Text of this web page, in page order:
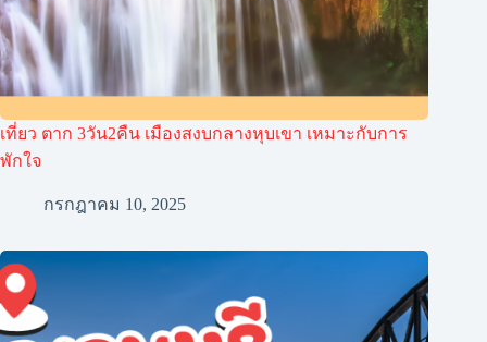
เที่ยว ตาก 3วัน2คืน เมืองสงบกลางหุบเขา เหมาะกับการ
พักใจ
กรกฎาคม 10, 2025